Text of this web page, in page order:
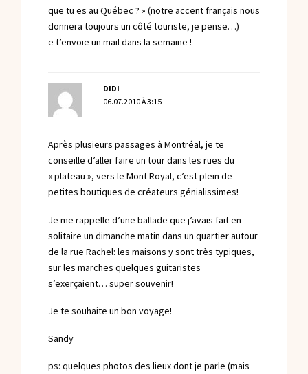
que tu es au Québec ? » (notre accent français nous
donnera toujours un côté touriste, je pense…)
e t’envoie un mail dans la semaine !
DIDI
06.07.2010 À 3:15
Après plusieurs passages à Montréal, je te
conseille d’aller faire un tour dans les rues du
« plateau », vers le Mont Royal, c’est plein de
petites boutiques de créateurs génialissimes!
Je me rappelle d’une ballade que j’avais fait en
solitaire un dimanche matin dans un quartier autour
de la rue Rachel: les maisons y sont très typiques,
sur les marches quelques guitaristes
s’exerçaient… super souvenir!
Je te souhaite un bon voyage!
Sandy
ps: quelques photos des lieux dont je parle (mais